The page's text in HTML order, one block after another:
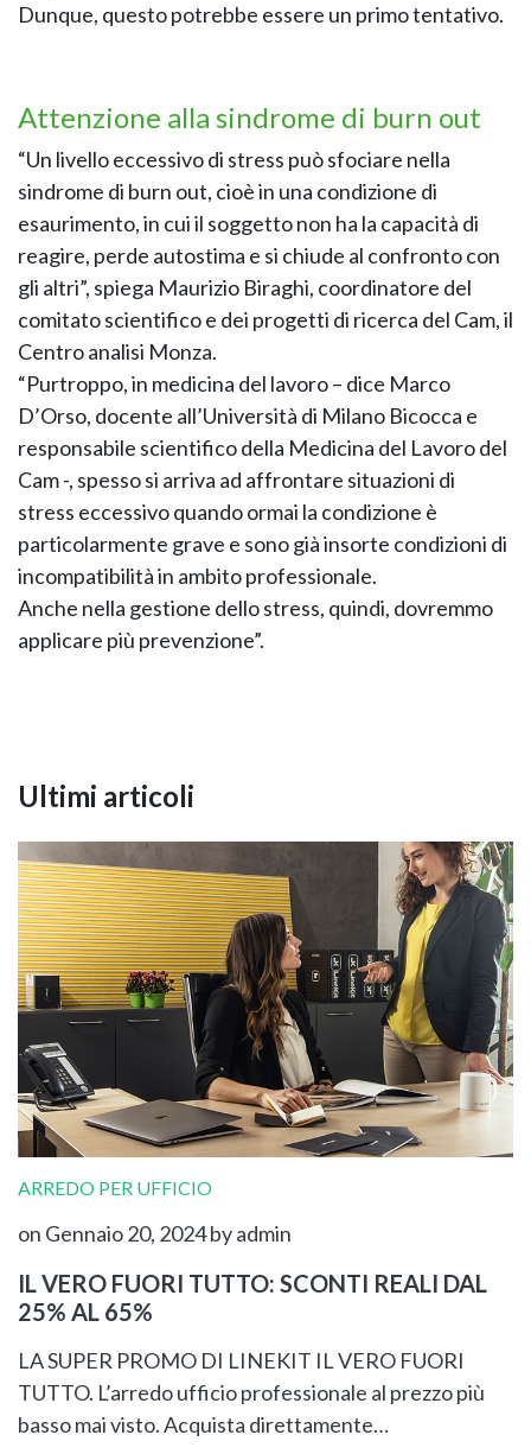
Dunque, questo potrebbe essere un primo tentativo.
Attenzione alla sindrome di burn out
“Un livello eccessivo di stress può sfociare nella
sindrome di burn out, cioè in una condizione di
esaurimento, in cui il soggetto non ha la capacità di
reagire, perde autostima e si chiude al confronto con
gli altri”, spiega Maurizio Biraghi, coordinatore del
comitato scientifico e dei progetti di ricerca del Cam, il
Centro analisi Monza.
“Purtroppo, in medicina del lavoro – dice Marco
D’Orso, docente all’Università di Milano Bicocca e
responsabile scientifico della Medicina del Lavoro del
Cam -, spesso si arriva ad affrontare situazioni di
stress eccessivo quando ormai la condizione è
particolarmente grave e sono già insorte condizioni di
incompatibilità in ambito professionale.
Anche nella gestione dello stress, quindi, dovremmo
applicare più prevenzione”.
Ultimi articoli
ARREDO PER UFFICIO
on Gennaio 20, 2024by admin
IL VERO FUORI TUTTO: SCONTI REALI DAL
25% AL 65%
LA SUPER PROMO DI LINEKIT IL VERO FUORI
TUTTO. L’arredo ufficio professionale al prezzo più
basso mai visto. Acquista direttamente…